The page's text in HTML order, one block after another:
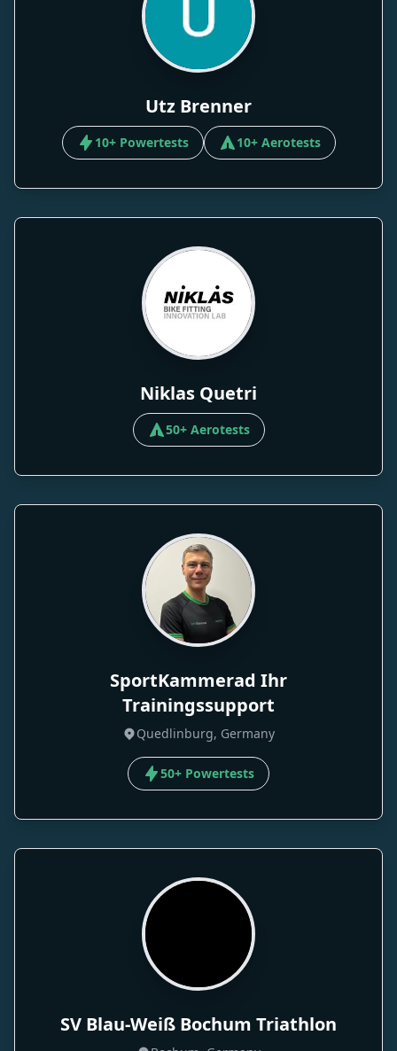
Utz Brenner
10+ Powertests 10+ Aerotests
Niklas Quetri
50+ Aerotests
SportKammerad Ihr
Trainingssupport
Quedlinburg, Germany
50+ Powertests
SV Blau-Weiß Bochum Triathlon